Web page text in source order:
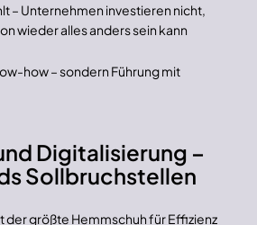
– Unternehmen investieren nicht,
wieder alles anders sein kann
how – sondern Führung mit
Digitalisierung –
Sollbruchstellen
der größte Hemmschuh für Effizienz